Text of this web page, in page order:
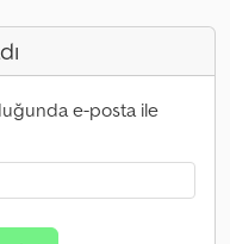
e-posta ile